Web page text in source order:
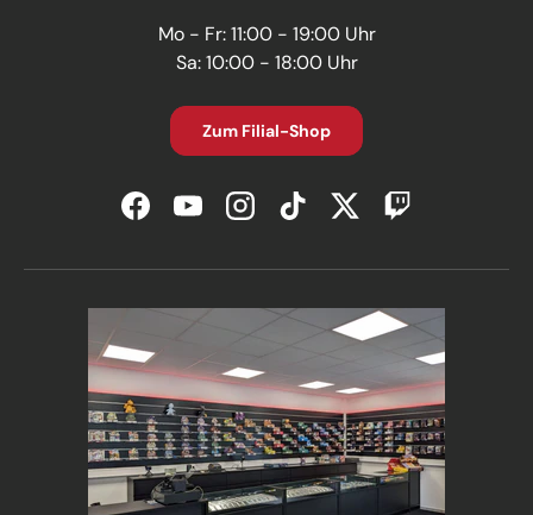
Mo - Fr: 11:00 - 19:00 Uhr
Sa: 10:00 - 18:00 Uhr
Zum Filial-Shop
FacebookYouTubeInstagramTikTokTwitterTwitch